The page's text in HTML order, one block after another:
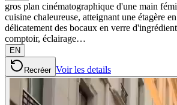
gros plan cinématographique d'une main
cuisine chaleureuse, atteignant une étagère
délicatement des bocaux en verre
comptoir, éclairage…
EN
Recréer Voir les details